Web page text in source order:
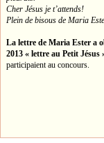
Cher Jésus je t’attends!
Plein de bisous de Maria
La lettre de Maria Ester a
2013 « lettre au Petit Jésus
participaient au concours.